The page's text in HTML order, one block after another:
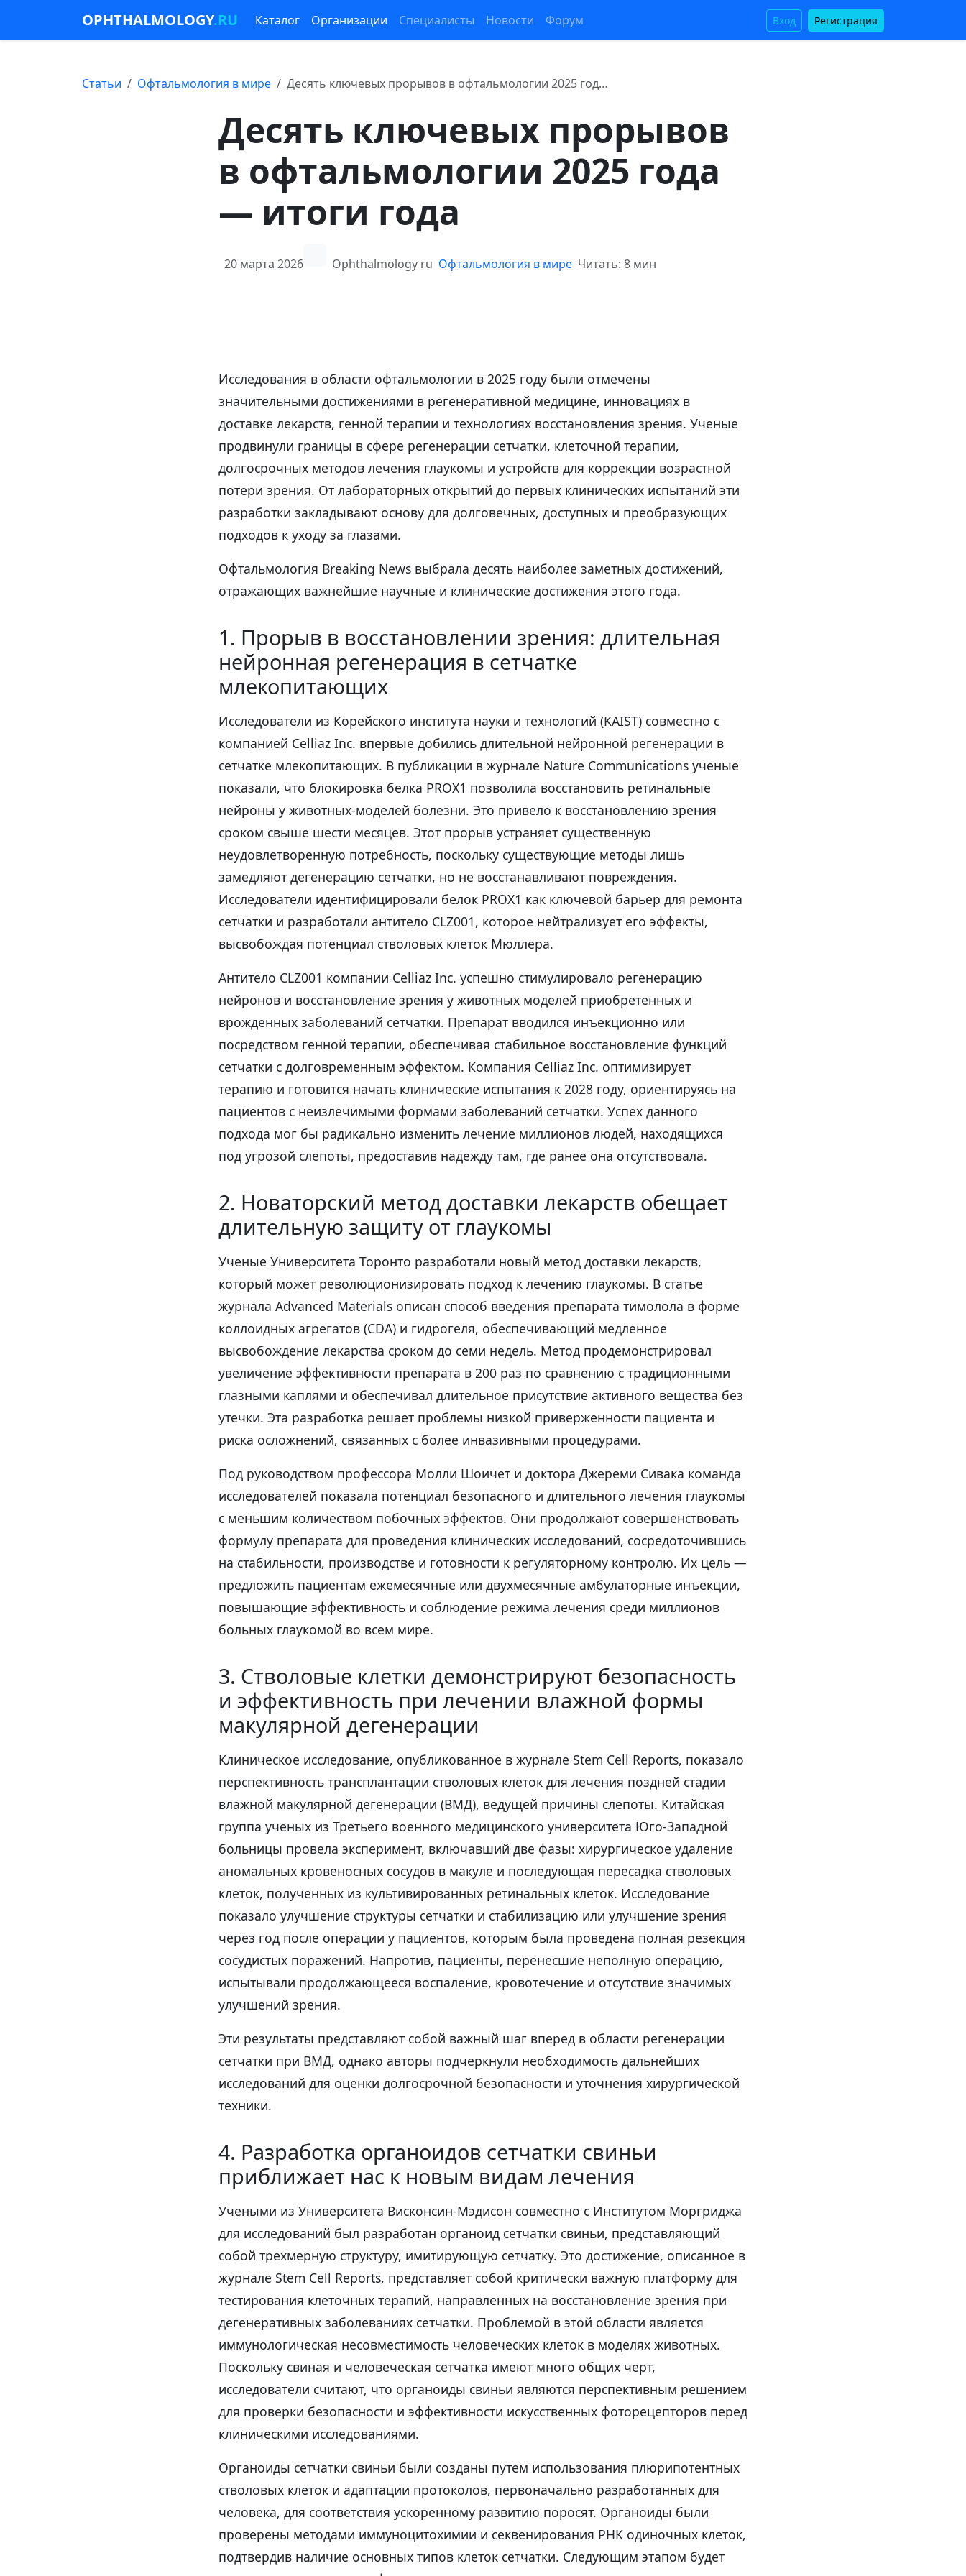
OPHTHALMOLOGY.RU Каталог Организации Специалисты Новости Форум Вход Регистрация
Статьи Офтальмология в мире Десять ключевых прорывов в офтальмологии 2025 год…
Десять ключевых прорывов
в офтальмологии 2025 года
— итоги года
20 марта 2026 Ophthalmology ru Офтальмология в мире Читать: 8 мин
Исследования в области офтальмологии в 2025 году были отмечены
значительными достижениями в регенеративной медицине, инновациях в
доставке лекарств, генной терапии и технологиях восстановления зрения. Ученые
продвинули границы в сфере регенерации сетчатки, клеточной терапии,
долгосрочных методов лечения глаукомы и устройств для коррекции возрастной
потери зрения. От лабораторных открытий до первых клинических испытаний эти
разработки закладывают основу для долговечных, доступных и преобразующих
подходов к уходу за глазами.
Офтальмология Breaking News выбрала десять наиболее заметных достижений,
отражающих важнейшие научные и клинические достижения этого года.
1. Прорыв в восстановлении зрения: длительная
нейронная регенерация в сетчатке
млекопитающих
Исследователи из Корейского института науки и технологий (KAIST) совместно с
компанией Celliaz Inc. впервые добились длительной нейронной регенерации в
сетчатке млекопитающих. В публикации в журнале Nature Communications ученые
показали, что блокировка белка PROX1 позволила восстановить ретинальные
нейроны у животных-моделей болезни. Это привело к восстановлению зрения
сроком свыше шести месяцев. Этот прорыв устраняет существенную
неудовлетворенную потребность, поскольку существующие методы лишь
замедляют дегенерацию сетчатки, но не восстанавливают повреждения.
Исследователи идентифицировали белок PROX1 как ключевой барьер для ремонта
сетчатки и разработали антитело CLZ001, которое нейтрализует его эффекты,
высвобождая потенциал стволовых клеток Мюллера.
Антитело CLZ001 компании Celliaz Inc. успешно стимулировало регенерацию
нейронов и восстановление зрения у животных моделей приобретенных и
врожденных заболеваний сетчатки. Препарат вводился инъекционно или
посредством генной терапии, обеспечивая стабильное восстановление функций
сетчатки с долговременным эффектом. Компания Celliaz Inc. оптимизирует
терапию и готовится начать клинические испытания к 2028 году, ориентируясь на
пациентов с неизлечимыми формами заболеваний сетчатки. Успех данного
подхода мог бы радикально изменить лечение миллионов людей, находящихся
под угрозой слепоты, предоставив надежду там, где ранее она отсутствовала.
2. Новаторский метод доставки лекарств обещает
длительную защиту от глаукомы
Ученые Университета Торонто разработали новый метод доставки лекарств,
который может революционизировать подход к лечению глаукомы. В статье
журнала Advanced Materials описан способ введения препарата тимолола в форме
коллоидных агрегатов (CDA) и гидрогеля, обеспечивающий медленное
высвобождение лекарства сроком до семи недель. Метод продемонстрировал
увеличение эффективности препарата в 200 раз по сравнению с традиционными
глазными каплями и обеспечивал длительное присутствие активного вещества без
утечки. Эта разработка решает проблемы низкой приверженности пациента и
риска осложнений, связанных с более инвазивными процедурами.
Под руководством профессора Молли Шоичет и доктора Джереми Сивака команда
исследователей показала потенциал безопасного и длительного лечения глаукомы
с меньшим количеством побочных эффектов. Они продолжают совершенствовать
формулу препарата для проведения клинических исследований, сосредоточившись
на стабильности, производстве и готовности к регуляторному контролю. Их цель —
предложить пациентам ежемесячные или двухмесячные амбулаторные инъекции,
повышающие эффективность и соблюдение режима лечения среди миллионов
больных глаукомой во всем мире.
3. Стволовые клетки демонстрируют безопасность
и эффективность при лечении влажной формы
макулярной дегенерации
Клиническое исследование, опубликованное в журнале Stem Cell Reports, показало
перспективность трансплантации стволовых клеток для лечения поздней стадии
влажной макулярной дегенерации (ВМД), ведущей причины слепоты. Китайская
группа ученых из Третьего военного медицинского университета Юго-Западной
больницы провела эксперимент, включавший две фазы: хирургическое удаление
аномальных кровеносных сосудов в макуле и последующая пересадка стволовых
клеток, полученных из культивированных ретинальных клеток. Исследование
показало улучшение структуры сетчатки и стабилизацию или улучшение зрения
через год после операции у пациентов, которым была проведена полная резекция
сосудистых поражений. Напротив, пациенты, перенесшие неполную операцию,
испытывали продолжающееся воспаление, кровотечение и отсутствие значимых
улучшений зрения.
Эти результаты представляют собой важный шаг вперед в области регенерации
сетчатки при ВМД, однако авторы подчеркнули необходимость дальнейших
исследований для оценки долгосрочной безопасности и уточнения хирургической
техники.
4. Разработка органоидов сетчатки свиньи
приближает нас к новым видам лечения
Учеными из Университета Висконсин-Мэдисон совместно с Институтом Моргриджа
для исследований был разработан органоид сетчатки свиньи, представляющий
собой трехмерную структуру, имитирующую сетчатку. Это достижение, описанное в
журнале Stem Cell Reports, представляет собой критически важную платформу для
тестирования клеточных терапий, направленных на восстановление зрения при
дегенеративных заболеваниях сетчатки. Проблемой в этой области является
иммунологическая несовместимость человеческих клеток в моделях животных.
Поскольку свиная и человеческая сетчатка имеют много общих черт,
исследователи считают, что органоиды свиньи являются перспективным решением
для проверки безопасности и эффективности искусственных фоторецепторов перед
клиническими исследованиями.
Органоиды сетчатки свиньи были созданы путем использования плюрипотентных
стволовых клеток и адаптации протоколов, первоначально разработанных для
человека, для соответствия ускоренному развитию поросят. Органоиды были
проверены методами иммуноцитохимии и секвенирования РНК одиночных клеток,
подтвердив наличие основных типов клеток сетчатки. Следующим этапом будет